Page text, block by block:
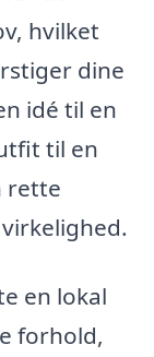
hvilket
dine
idé til en
til en
rette
en lokal
forhold,